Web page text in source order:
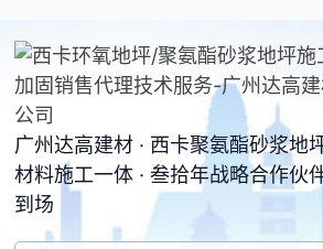
广州达高建材 · 西卡聚氨酯砂浆地
材料施工一体 · 叁拾年战略合作伙
到场